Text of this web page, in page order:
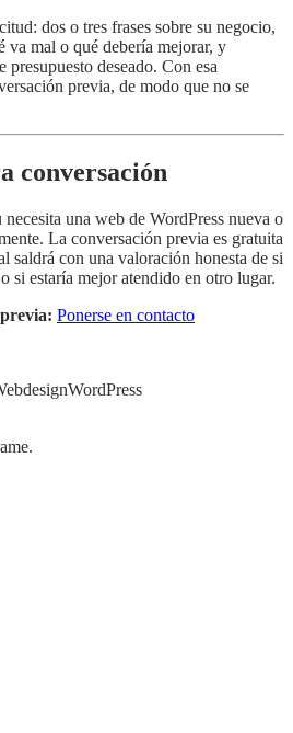
dos o tres frases sobre su negocio,
va mal o qué debería mejorar, y
deseado. Con esa
previa, de modo que no se
conversación
una web de WordPress nueva o
La conversación previa es gratuita
con una valoración honesta de si
si estaría mejor atendido en otro lugar.
Ponerse en contacto
WordPress